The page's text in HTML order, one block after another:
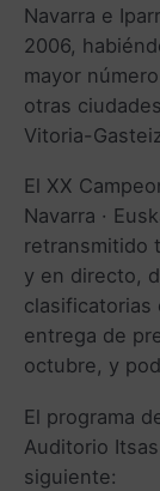
Navarra e
2006,
mayor
otras
Vitoria-
El XX
Navarra ·
retransmitido
y en directo,
clasificatorias
entrega de
octubre, y
El programa
Auditorio
siguiente: